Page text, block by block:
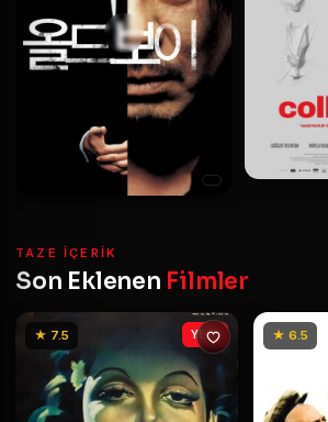
TAZE IÇERIK
Son Eklenen Filmler
★ 7.5 YENİ ★ 6.5